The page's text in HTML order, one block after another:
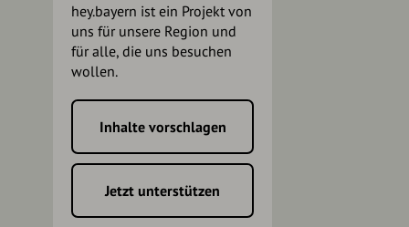
hey.bayern ist ein Projekt von
uns für unsere Region und
für alle, die uns besuchen
wollen.
Inhalte vorschlagen
Jetzt unterstützen